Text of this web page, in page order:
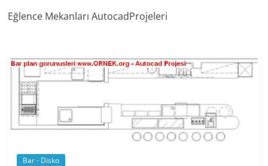
Eğlence Mekanları AutocadProjeleri
Bar - Disko